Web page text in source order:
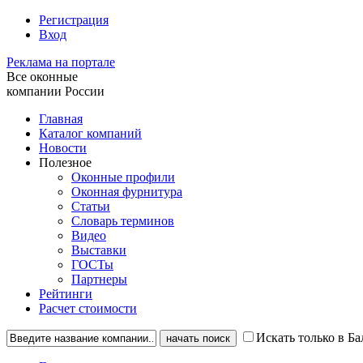
Регистрация
Вход
Реклама на портале
Все оконные
компании России
Главная
Каталог компаний
Новости
Полезное
Оконные профили
Оконная фурнитура
Статьи
Словарь терминов
Видео
Выставки
ГОСТы
Партнеры
Рейтинги
Расчет стоимости
Искать только в